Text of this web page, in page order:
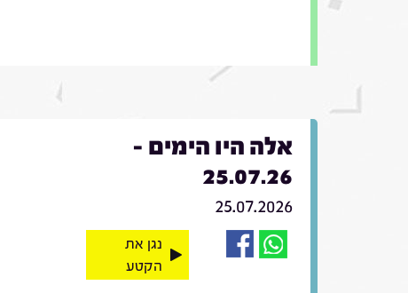
אלה היו הימים -
25.07.26
25.07.2026
נגן את
הקטע